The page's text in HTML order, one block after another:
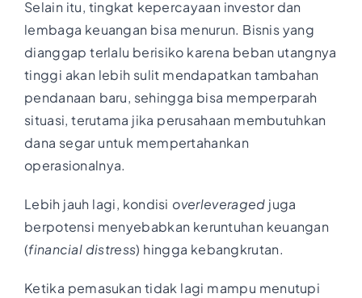
Selain itu, tingkat kepercayaan investor dan
lembaga keuangan bisa menurun. Bisnis yang
dianggap terlalu berisiko karena beban utangnya
tinggi akan lebih sulit mendapatkan tambahan
pendanaan baru, sehingga bisa memperparah
situasi, terutama jika perusahaan membutuhkan
dana segar untuk mempertahankan
operasionalnya.
Lebih jauh lagi, kondisi overleveraged juga
berpotensi menyebabkan keruntuhan keuangan
(financial distress) hingga kebangkrutan.
Ketika pemasukan tidak lagi mampu menutupi